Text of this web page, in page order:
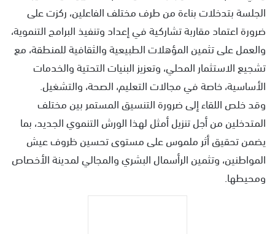
الجلسة بتدخلات بناءة من طرف مختلف الفاعلين، ركزت على
ضرورة اعتماد مقاربة تشاركية في إعداد وتنفيذ البرامج التنموية،
والعمل على تثمين المؤهلات الطبيعية والثقافية للمنطقة، مع
تشجيع الاستثمار المحلي، وتعزيز البنيات التحتية والخدمات
الأساسية، خاصة في مجالات التعليم، الصحة، والتشغيل.
وقد خلص اللقاء إلى ضرورة التنسيق المستمر بين مختلف
المتدخلين من أجل تنزيل أمثل لهذا الورش التنموي الجديد، بما
يضمن تحقيق أثر ملموس على مستوى تحسين ظروف عيش
المواطنين، وتثمين الرأسمال البشري والمجالي لمدينة الأخصاص
ومحيطها.